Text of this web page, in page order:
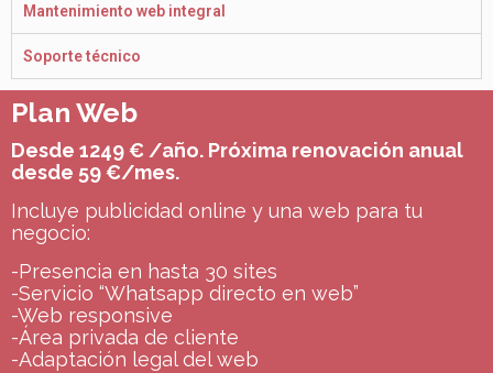
Mantenimiento web integral
Soporte técnico
Plan Web
Desde 1249 € /año. Próxima renovación anual
desde 59 €/mes.
Incluye publicidad online y una web para tu
negocio:
-Presencia en hasta 30 sites
-Servicio “Whatsapp directo en web”
-Web responsive
-Área privada de cliente
-Adaptación legal del web